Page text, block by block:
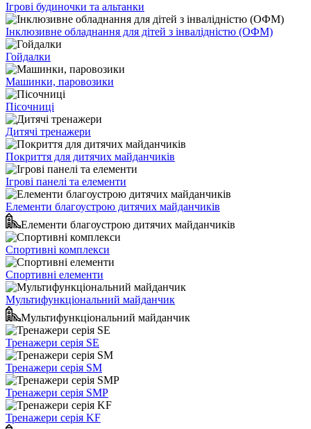
Ігрові будиночки та альтанки
Інклюзивне обладнання для дітей з інвалідністю (ОФМ)
Гойдалки
Машинки, паровозики
Пісочниці
Дитячі тренажери
Покриття для дитячих майданчиків
Ігрові панелі та елементи
Елементи благоустрою дитячих майданчиків
Елементи благоустрою дитячих майданчиків
Спортивні комплекси
Спортивні елементи
Мультифункціональний майданчик
Мультифункціональний майданчик
Тренажери серія SE
Тренажери серія SM
Тренажери серія SMP
Тренажери серія KF